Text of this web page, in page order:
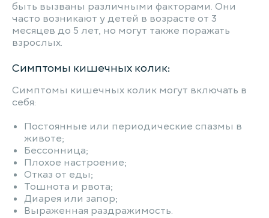
быть вызваны различными факторами. Они
часто возникают у детей в возрасте от 3
месяцев до 5 лет, но могут также поражать
взрослых.
Симптомы кишечных колик:
Симптомы кишечных колик могут включать в
себя:
Постоянные или периодические спазмы в
животе;
Бессонница;
Плохое настроение;
Отказ от еды;
Тошнота и рвота;
Диарея или запор;
Выраженная раздражимость.